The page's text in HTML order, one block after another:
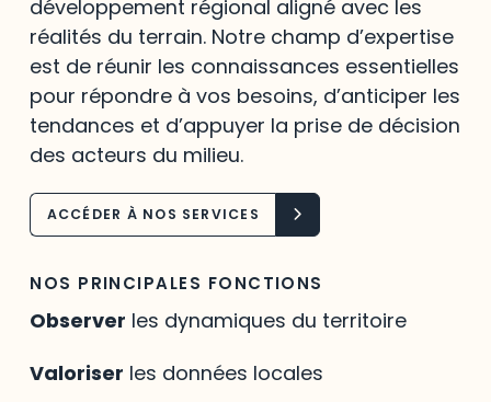
développement régional aligné avec les
réalités du terrain. Notre champ d’expertise
est de réunir les connaissances essentielles
pour répondre à vos besoins, d’anticiper les
tendances et d’appuyer la prise de décision
des acteurs du milieu.
ACCÉDER À NOS SERVICES
NOS PRINCIPALES FONCTIONS
Observer les dynamiques du territoire
Valoriser les données locales